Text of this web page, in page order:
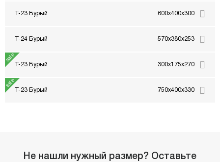
Т-23 Бурый 600x400x300
Т-24 Бурый 570x380x253
Т-23 Бурый 300x175x270
Т-23 Бурый 750x400x330
Не нашли нужный размер? Оставьте